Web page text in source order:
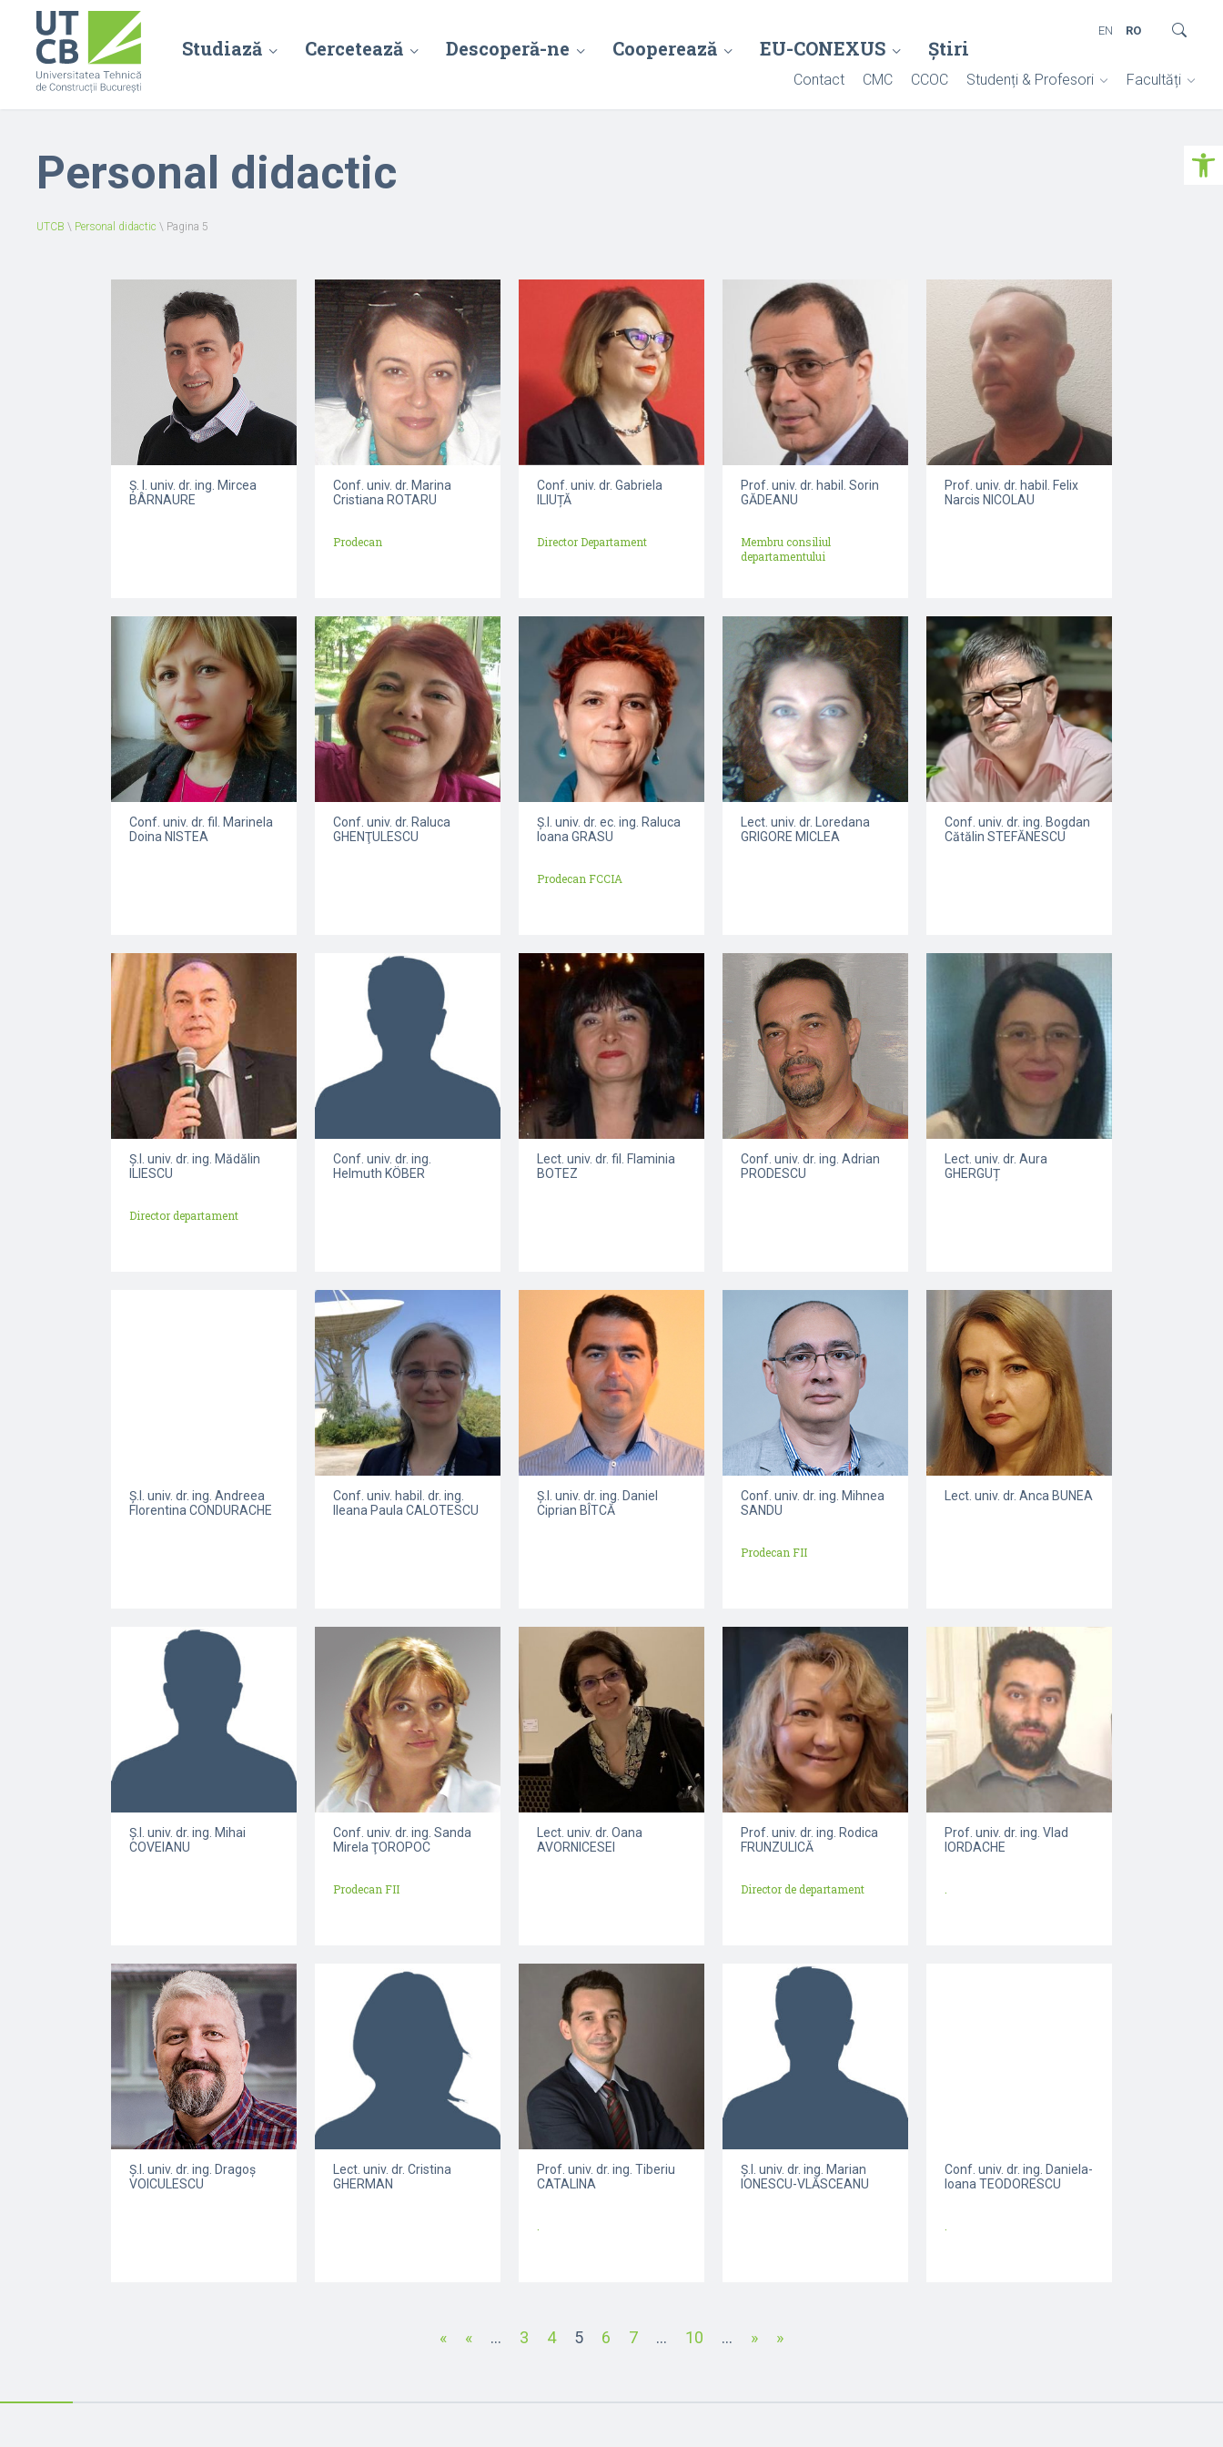
Deschide
Studiază Cercetează Descoperă-ne Cooperează EU-CONEXUS Știri
Contact CMC CCOC Studenți & Profesori Facultăți
EN RO
Personal didactic
UTCB \ Personal didactic \ Pagina 5
Ș. l. univ. dr. ing. Mircea
BÂRNAURE
Conf. univ. dr. Marina
Cristiana ROTARU
Prodecan
Conf. univ. dr. Gabriela
ILIUȚĂ
Director Departament
Prof. univ. dr. habil. Sorin
GĂDEANU
Membru consiliul
departamentului
Prof. univ. dr. habil. Felix
Narcis NICOLAU
Conf. univ. dr. fil. Marinela
Doina NISTEA
Conf. univ. dr. Raluca
GHENŢULESCU
Ș.l. univ. dr. ec. ing. Raluca
Ioana GRASU
Prodecan FCCIA
Lect. univ. dr. Loredana
GRIGORE MICLEA
Conf. univ. dr. ing. Bogdan
Cătălin STEFĂNESCU
Ș.l. univ. dr. ing. Mădălin
ILIESCU
Director departament
Conf. univ. dr. ing.
Helmuth KÖBER
Lect. univ. dr. fil. Flaminia
BOTEZ
Conf. univ. dr. ing. Adrian
PRODESCU
Lect. univ. dr. Aura
GHERGUȚ
Ș.l. univ. dr. ing. Andreea
Florentina CONDURACHE
Conf. univ. habil. dr. ing.
Ileana Paula CALOTESCU
Ș.l. univ. dr. ing. Daniel
Ciprian BÎTCĂ
Conf. univ. dr. ing. Mihnea
SANDU
Prodecan FII
Lect. univ. dr. Anca BUNEA
Ș.l. univ. dr. ing. Mihai
COVEIANU
Conf. univ. dr. ing. Sanda
Mirela ŢOROPOC
Prodecan FII
Lect. univ. dr. Oana
AVORNICESEI
Prof. univ. dr. ing. Rodica
FRUNZULICĂ
Director de departament
Prof. univ. dr. ing. Vlad
IORDACHE
Ș.l. univ. dr. ing. Dragoş
VOICULESCU
Lect. univ. dr. Cristina
GHERMAN
Prof. univ. dr. ing. Tiberiu
CATALINA
Ș.l. univ. dr. ing. Marian
IONESCU-VLĂSCEANU
Conf. univ. dr. ing. Daniela-
Ioana TEODORESCU
« « ... 3 4 5 6 7 ... 10 ... » »